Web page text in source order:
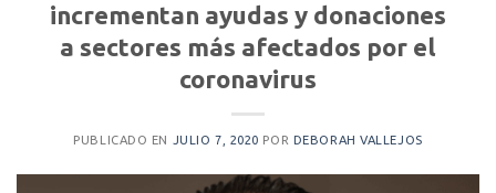
incrementan ayudas y donaciones
a sectores más afectados por el
coronavirus
PUBLICADO EN JULIO 7, 2020 POR DEBORAH VALLEJOS